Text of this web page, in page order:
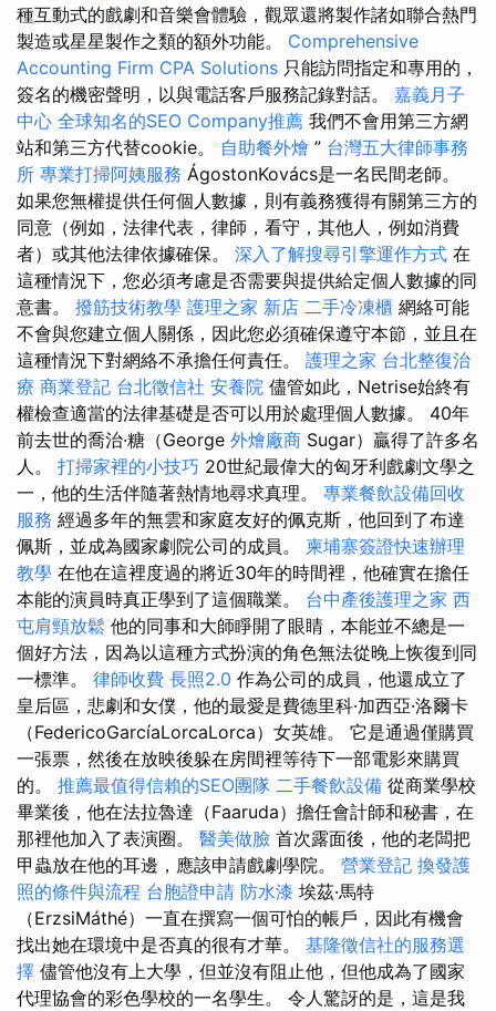
種互動式的戲劇和音樂會體驗，觀眾還將製作諸如聯合熱門
製造或星星製作之類的額外功能。 Comprehensive
Accounting Firm CPA Solutions 只能訪問指定和專用的，
簽名的機密聲明，以與電話客戶服務記錄對話。 嘉義月子
中心 全球知名的SEO Company推薦 我們不會用第三方網
站和第三方代替cookie。 自助餐外燴 ” 台灣五大律師事務
所 專業打掃阿姨服務 ÁgostonKovács是一名民間老師。
如果您無權提供任何個人數據，則有義務獲得有關第三方的
同意（例如，法律代表，律師，看守，其他人，例如消費
者）或其他法律依據確保。 深入了解搜尋引擎運作方式 在
這種情況下，您必須考慮是否需要與提供給定個人數據的同
意書。 撥筋技術教學 護理之家 新店 二手冷凍櫃 網絡可能
不會與您建立個人關係，因此您必須確保遵守本節，並且在
這種情況下對網絡不承擔任何責任。 護理之家 台北整復治
療 商業登記 台北徵信社 安養院 儘管如此，Netrise始終有
權檢查適當的法律基礎是否可以用於處理個人數據。 40年
前去世的喬治·糖（George 外燴廠商 Sugar）贏得了許多名
人。 打掃家裡的小技巧 20世紀最偉大的匈牙利戲劇文學之
一，他的生活伴隨著熱情地尋求真理。 專業餐飲設備回收
服務 經過多年的無雲和家庭友好的佩克斯，他回到了布達
佩斯，並成為國家劇院公司的成員。 柬埔寨簽證快速辦理
教學 在他在這裡度過的將近30年的時間裡，他確實在擔任
本能的演員時真正學到了這個職業。 台中產後護理之家 西
屯肩頸放鬆 他的同事和大師睜開了眼睛，本能並不總是一
個好方法，因為以這種方式扮演的角色無法從晚上恢復到同
一標準。 律師收費 長照2.0 作為公司的成員，他還成立了
皇后區，悲劇和女僕，他的最愛是費德里科·加西亞·洛爾卡
（FedericoGarcíaLorcaLorca）女英雄。 它是通過僅購買
一張票，然後在放映後躲在房間裡等待下一部電影來購買
的。 推薦最值得信賴的SEO團隊 二手餐飲設備 從商業學校
畢業後，他在法拉魯達（Faaruda）擔任會計師和秘書，在
那裡他加入了表演圈。 醫美做臉 首次露面後，他的老闆把
甲蟲放在他的耳邊，應該申請戲劇學院。 營業登記 換發護
照的條件與流程 台胞證申請 防水漆 埃茲·馬特
（ErzsiMáthé）一直在撰寫一個可怕的帳戶，因此有機會
找出她在環境中是否真的很有才華。 基隆徵信社的服務選
擇 儘管他沒有上大學，但並沒有阻止他，但他成為了國家
代理協會的彩色學校的一名學生。 令人驚訝的是，這是我